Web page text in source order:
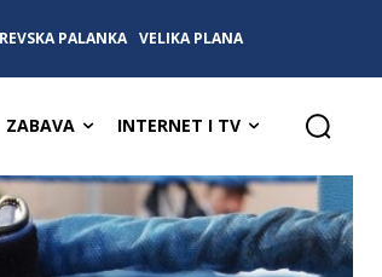
PALANKA VELIKA PLANA
ZABAVA INTERNET I TV